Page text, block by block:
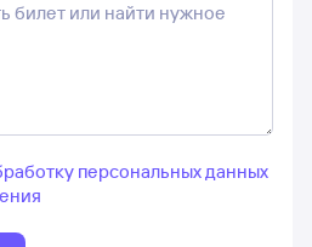
персональных данных